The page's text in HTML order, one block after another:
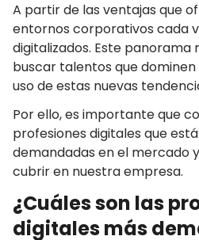
A partir de las ventajas que
entornos corporativos cada
digitalizados. Este panorama
buscar talentos que
uso de estas nuevas
Por ello, es importante que
profesiones digitales que
demandadas en el mercado
cubrir en nuestra empresa.
¿Cuáles son las
digitales más